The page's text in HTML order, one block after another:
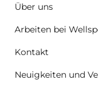
Über uns
Arbeiten bei
Kontakt
Neuigkeiten und